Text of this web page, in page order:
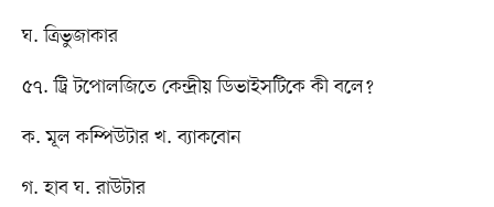
ঘ. ত্রিভুজাকার
৫৭. ট্রি টপোলজিতে কেন্দ্রীয় ডিভাইসটিকে কী বলে?
ক. মূল কম্পিউটার খ. ব্যাকবোন
গ. হাব ঘ. রাউটার